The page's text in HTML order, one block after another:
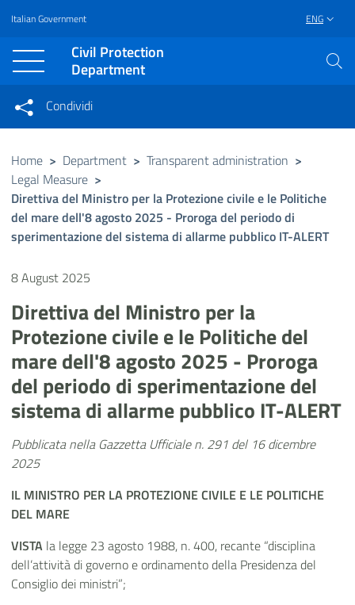
Vai al contenuto principale
Raggiungi il piè di pagina
Italian Government ENG
Civil Protection
Department
Condividi su Facebook
Condividi su Twitter
Condividi
Condividi sui social network
Home > Department > Transparent administration >
Legal Measure >
Direttiva del Ministro per la Protezione civile e le Politiche
del mare dell'8 agosto 2025 - Proroga del periodo di
sperimentazione del sistema di allarme pubblico IT-ALERT
8 August 2025
Direttiva del Ministro per la
Protezione civile e le Politiche del
mare dell'8 agosto 2025 - Proroga
del periodo di sperimentazione del
sistema di allarme pubblico IT-ALERT
Pubblicata nella Gazzetta Ufficiale n. 291 del 16 dicembre
2025
IL MINISTRO PER LA PROTEZIONE CIVILE E LE POLITICHE
DEL MARE
VISTA la legge 23 agosto 1988, n. 400, recante “disciplina
dell’attività di governo e ordinamento della Presidenza del
Consiglio dei ministri”;